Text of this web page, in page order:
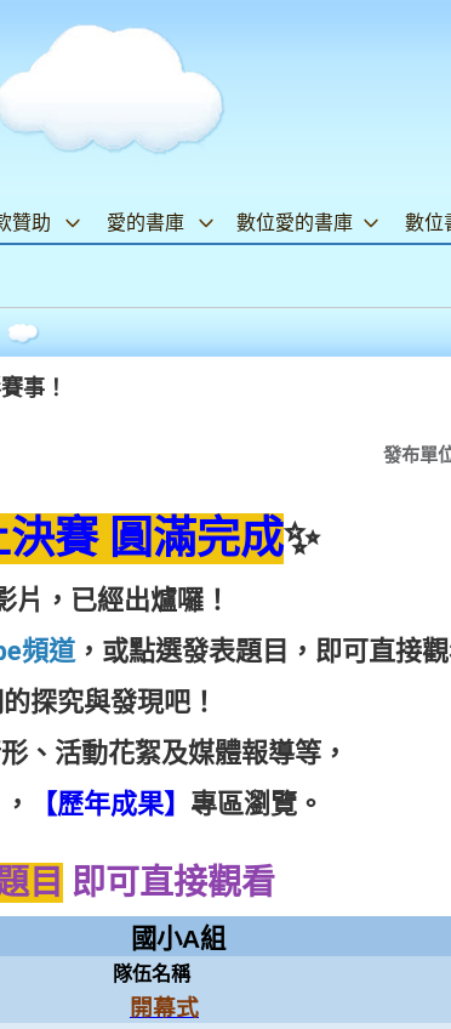
贊助 愛的書庫 數位愛的書庫 數位
事！
發布單
賽 圓滿完成✨
片，已經出爐囉！
頻道，或點選發表題目，即可直接觀
探究與發現吧！
、活動花絮及媒體報導等，
【歷年成果】 專區瀏覽。
目 即可直接觀看
A
隊伍名稱
開幕式